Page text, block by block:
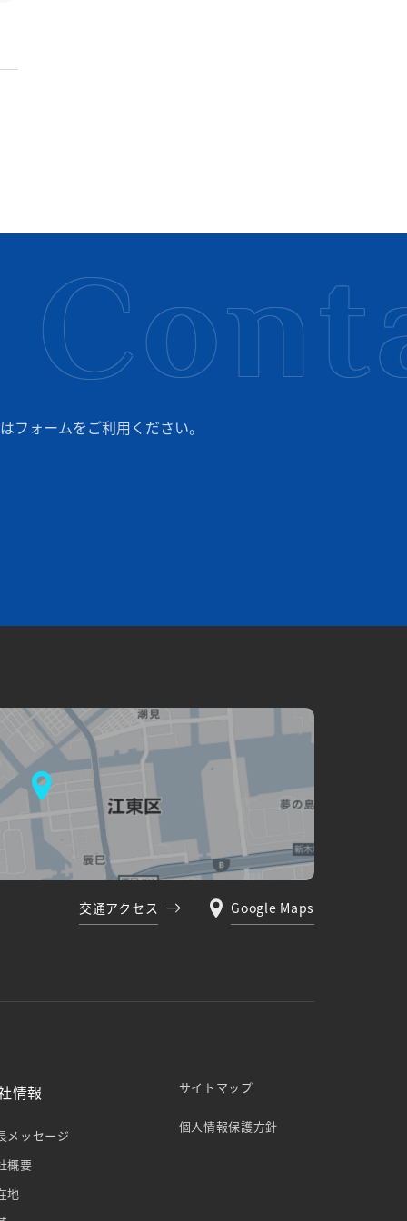
フォームをご利用ください。
交通アクセス Google Maps
情報
メッセージ
概要
地
サイトマップ
個⼈情報保護⽅針